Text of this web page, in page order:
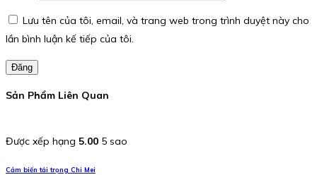
Lưu tên của tôi, email, và trang web trong trình duyệt này cho
lần bình luận kế tiếp của tôi.
Đăng
Sản Phẩm Liên Quan
Được xếp hạng 5.00 5 sao
Cảm biến tải trọng Chi Mei